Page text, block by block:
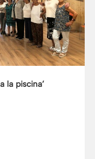
la piscina’